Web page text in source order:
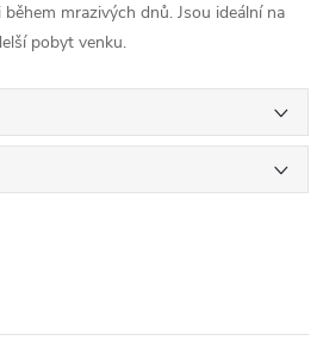
mrazivých dnů. Jsou ideální na
pobyt venku.